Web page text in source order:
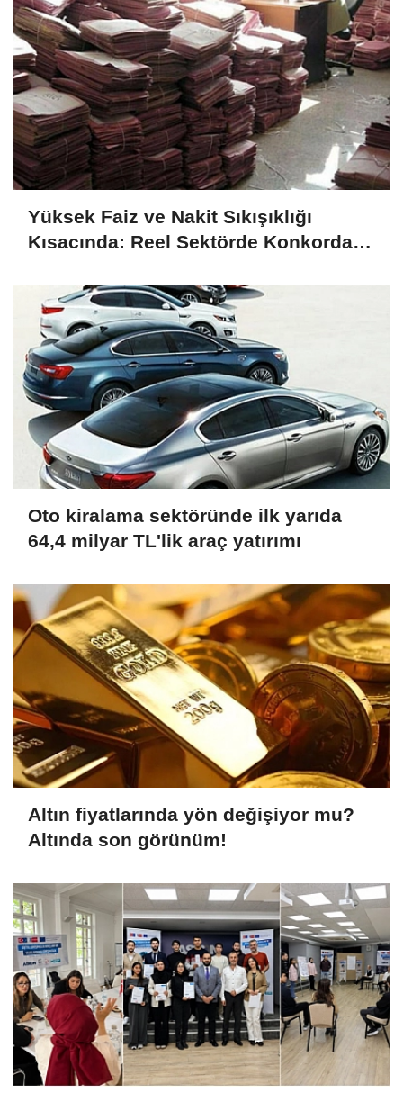
Yüksek Faiz ve Nakit Sıkışıklığı
Kısacında: Reel Sektörde Konkordato
Oto kiralama sektöründe ilk yarıda
64,4 milyar TL'lik araç yatırımı
Altın fiyatlarında yön değişiyor mu?
Altında son görünüm!